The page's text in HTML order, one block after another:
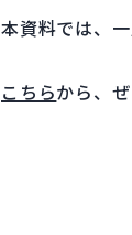
本資料では、
こちらから、